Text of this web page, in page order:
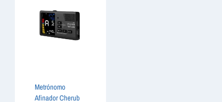
Metrónomo
Afinador Cherub